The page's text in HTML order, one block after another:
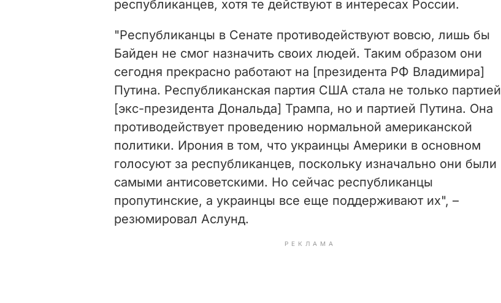
d
e
o
республиканцев, хотя те действуют в интересах России.
"Республиканцы в Сенате противодействуют вовсю, лишь бы
Байден не смог назначить своих людей. Таким образом они
сегодня прекрасно работают на [президента РФ Владимира]
Путина. Республиканская партия США стала не только партией
[экс-президента Дональда] Трампа, но и партией Путина. Она
противодействует проведению нормальной американской
политики. Ирония в том, что украинцы Америки в основном
голосуют за республиканцев, поскольку изначально они были
самыми антисоветскими. Но сейчас республиканцы
пропутинские, а украинцы все еще поддерживают их", –
резюмировал Аслунд.
РЕКЛАМА